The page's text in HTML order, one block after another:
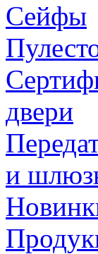
Сейфы
двери
и